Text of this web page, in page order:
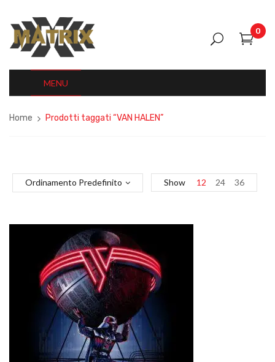
0
MENU
Home Prodotti taggati “VAN HALEN”
Ordinamento Predefinito Show 12 24 36